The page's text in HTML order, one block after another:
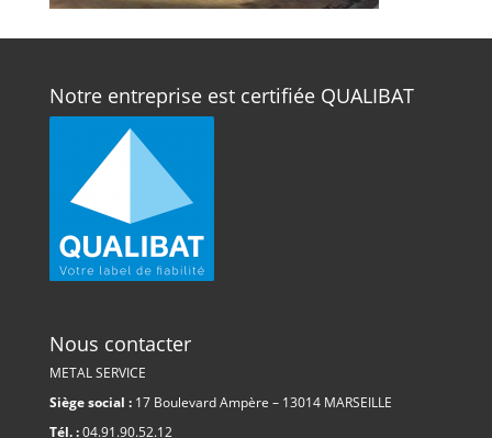
Notre entreprise est certifiée QUALIBAT
Nous contacter
METAL SERVICE
Siège social :17 Boulevard Ampère – 13014 MARSEILLE
Tél. :04.91.90.52.12